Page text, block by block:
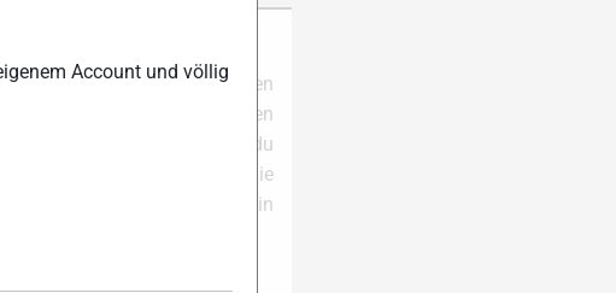
Anmeldung
aktuell auf dem Laufenden
melde dich für unseren
der Saison erhältst du
einmal pro Woche die
News und Themen in dein
Account und völlig